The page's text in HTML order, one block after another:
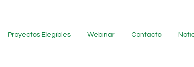
Proyectos Elegibles Webinar Contacto